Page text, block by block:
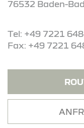
76532 Baden-
Tel: +49 7221
Fax: +49 7221